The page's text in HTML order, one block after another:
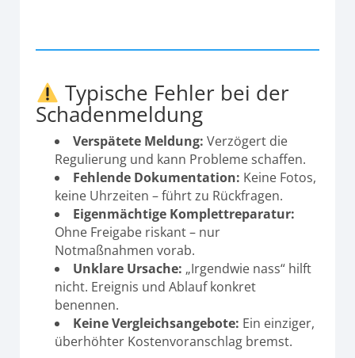
Typische Fehler bei der
Schadenmeldung
Verspätete Meldung: Verzögert die
Regulierung und kann Probleme schaffen.
Fehlende Dokumentation: Keine Fotos,
keine Uhrzeiten – führt zu Rückfragen.
Eigenmächtige Komplettreparatur:
Ohne Freigabe riskant – nur
Notmaßnahmen vorab.
Unklare Ursache: „Irgendwie nass“ hilft
nicht. Ereignis und Ablauf konkret
benennen.
Keine Vergleichsangebote: Ein einziger,
überhöhter Kostenvoranschlag bremst.